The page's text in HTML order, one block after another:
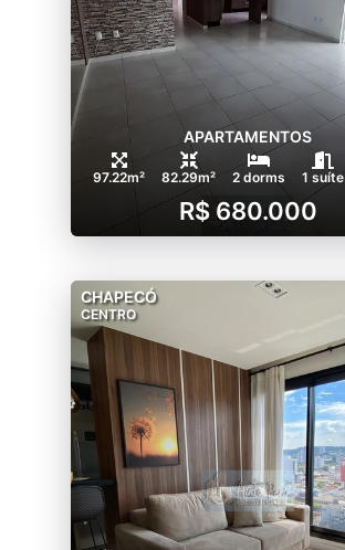
APARTAMENTOS
97.22m² 82.29m² 2 dorms 1 suíte
R$ 680.000
CHAPECÓ
CENTRO